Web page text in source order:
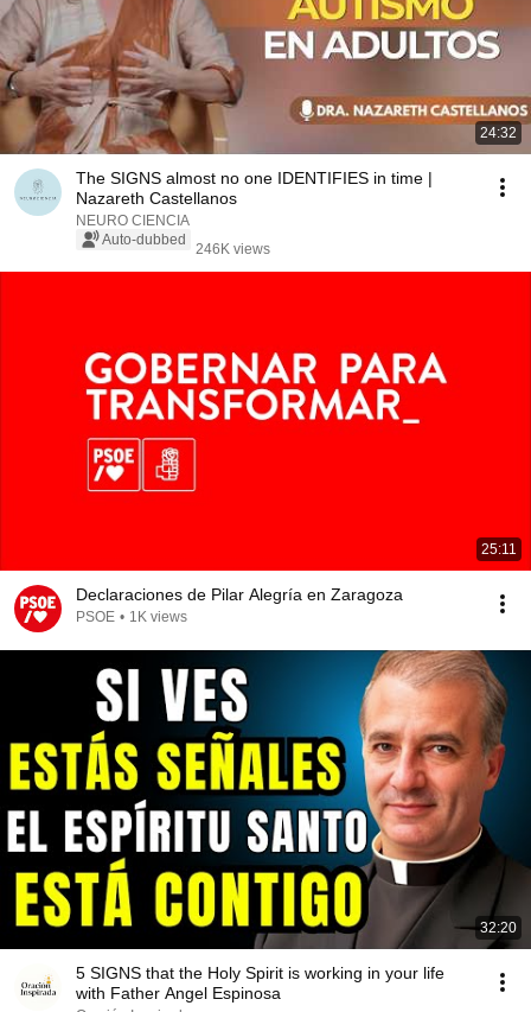
24:32
The SIGNS almost no one IDENTIFIES in time |
Nazareth Castellanos
NEURO CIENCIA
Auto-dubbed
246K views
25:11
Declaraciones de Pilar Alegría en Zaragoza
PSOE • 1K views
32:20
5 SIGNS that the Holy Spirit is working in your life
with Father Angel Espinosa